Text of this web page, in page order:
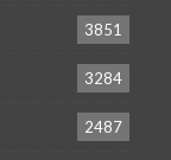
3851
3284
2487